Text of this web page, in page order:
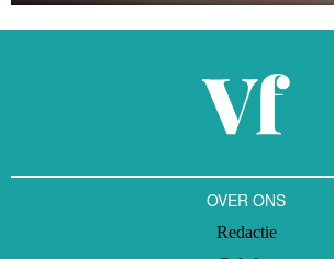
OVER ONS
Redactie